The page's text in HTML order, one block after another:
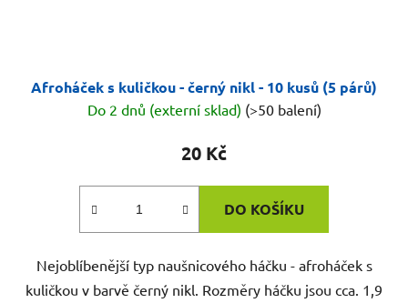
Afroháček s kuličkou - černý nikl - 10 kusů (5 párů)
Do 2 dnů (externí sklad) (>50 balení)
20 Kč
DO KOŠÍKU
Nejoblíbenější typ naušnicového háčku - afroháček s
kuličkou v barvě černý nikl. Rozměry háčku jsou cca. 1,9